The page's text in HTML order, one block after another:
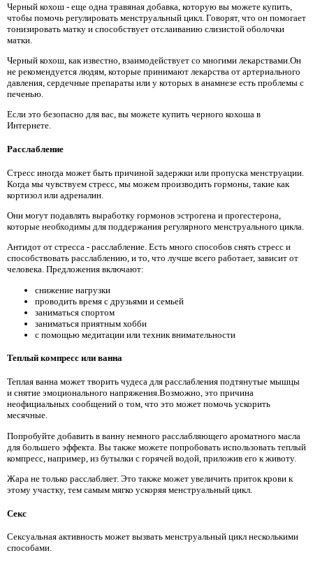
Черный кохош - еще одна травяная добавка, которую вы можете купить,
чтобы помочь регулировать менструальный цикл. Говорят, что он помогает
тонизировать матку и способствует отслаиванию слизистой оболочки
матки.
Черный кохош, как известно, взаимодействует со многими лекарствами.Он
не рекомендуется людям, которые принимают лекарства от артериального
давления, сердечные препараты или у которых в анамнезе есть проблемы с
печенью.
Если это безопасно для вас, вы можете купить черного кохоша в
Интернете.
Расслабление
Стресс иногда может быть причиной задержки или пропуска менструации.
Когда мы чувствуем стресс, мы можем производить гормоны, такие как
кортизол или адреналин.
Они могут подавлять выработку гормонов эстрогена и прогестерона,
которые необходимы для поддержания регулярного менструального цикла.
Антидот от стресса - расслабление. Есть много способов снять стресс и
способствовать расслаблению, и то, что лучше всего работает, зависит от
человека. Предложения включают:
снижение нагрузки
проводить время с друзьями и семьей
заниматься спортом
заниматься приятным хобби
с помощью медитации или техник внимательности
Теплый компресс или ванна
Теплая ванна может творить чудеса для расслабления подтянутые мышцы
и снятие эмоционального напряжения.Возможно, это причина
неофициальных сообщений о том, что это может помочь ускорить
месячные.
Попробуйте добавить в ванну немного расслабляющего ароматного масла
для большего эффекта. Вы также можете попробовать использовать теплый
компресс, например, из бутылки с горячей водой, приложив его к животу.
Жара не только расслабляет. Это также может увеличить приток крови к
этому участку, тем самым мягко ускоряя менструальный цикл.
Секс
Сексуальная активность может вызвать менструальный цикл несколькими
способами.